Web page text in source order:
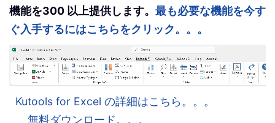
機能を300 以上提供します。 最も必要な機能を今す
ぐ入手するにはこちらをクリック。。。
Kutools for Excel の詳細はこちら。。。
無料ダウンロード。。。